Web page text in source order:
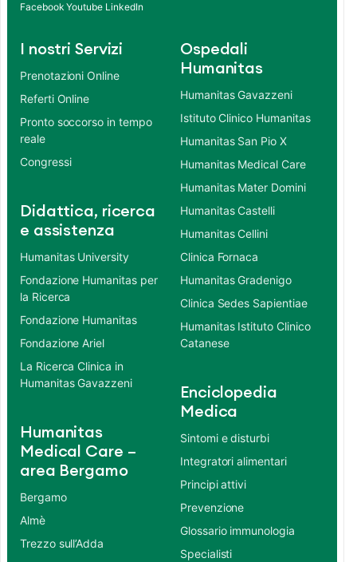
Facebook Youtube LinkedIn
I nostri Servizi
Prenotazioni Online
Referti Online
Pronto soccorso in tempo
reale
Congressi
Didattica, ricerca
e assistenza
Humanitas University
Fondazione Humanitas per
la Ricerca
Fondazione Humanitas
Fondazione Ariel
La Ricerca Clinica in
Humanitas Gavazzeni
Humanitas
Medical Care –
area Bergamo
Bergamo
Almè
Trezzo sull’Adda
Ospedali
Humanitas
Humanitas Gavazzeni
Istituto Clinico Humanitas
Humanitas San Pio X
Humanitas Medical Care
Humanitas Mater Domini
Humanitas Castelli
Humanitas Cellini
Clinica Fornaca
Humanitas Gradenigo
Clinica Sedes Sapientiae
Humanitas Istituto Clinico
Catanese
Enciclopedia
Medica
Sintomi e disturbi
Integratori alimentari
Principi attivi
Prevenzione
Glossario immunologia
Specialisti